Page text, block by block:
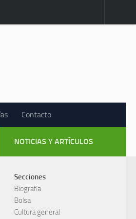
Contacto
NOTICIAS Y ARTÍCULOS
Secciones
Biografía
Bolsa
Cultura general